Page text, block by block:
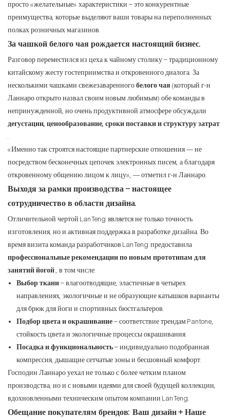
просто «желательные» характеристики – это конкурентные
преимущества, которые выделяют ваши товары на переполненных
полках розничных магазинов.
За чашкой белого чая рождается настоящий бизнес.
Разговор переместился из цеха к чайному столику – традиционному
китайскому жесту гостеприимства и откровенного диалога. За
несколькими чашками свежезаваренногобелого чая (который г-н
Ланнаро открыто назвал своим новым любимым) обе команды в
непринужденной, но очень продуктивной атмосфере обсуждали
дегустации, ценообразование, сроки поставки и структуру затрат
.
«Именно так строятся настоящие партнерские отношения — не
посредством бесконечных цепочек электронных писем, а благодаря
откровенному общению лицом к лицу», — отметил г-н Ланнаро.
Выходя за рамки производства – настоящее
сотрудничество в области дизайна.
Отличительной чертой LanTeng является не только точность
изготовления, но и активная поддержка в разработке дизайна. Во
время визита команда разработчиков LanTeng предоставила
профессиональные рекомендации по новым прототипам для
занятий йогой, в том числе:
Выбор ткани– влагоотводящие, эластичные в четырех
направлениях, экологичные и не образующие катышков варианты
для брюк для йоги и спортивных бюстгальтеров.
Подбор цвета и окрашивание– соответствие трендам Pantone,
стойкость цвета и экологичные процессы окрашивания.
Посадка и функциональность– индивидуально подобранная
компрессия, дышащие сетчатые зоны и бесшовный комфорт.
Господин Ланнаро уехал не только с более четким планом
производства, но и с новыми идеями для своей будущей коллекции,
вдохновленными техническим опытом компании LanTeng.
Обещание покупателям брендов: Ваш дизайн + Наше